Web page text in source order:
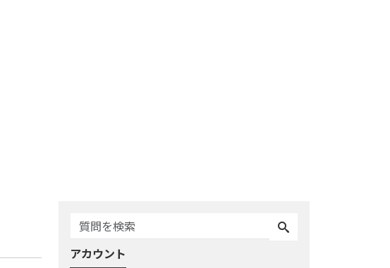
アカウント